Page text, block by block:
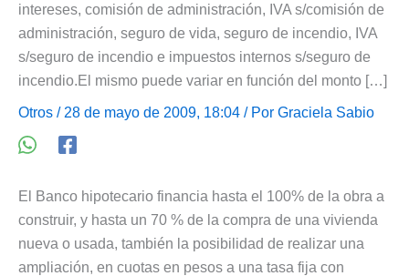
intereses, comisión de administración, IVA s/comisión de
administración, seguro de vida, seguro de incendio, IVA
s/seguro de incendio e impuestos internos s/seguro de
incendio.El mismo puede variar en función del monto […]
Otros / 28 de mayo de 2009, 18:04 / Por Graciela Sabio
El Banco hipotecario financia hasta el 100% de la obra a
construir, y hasta un 70 % de la compra de una vivienda
nueva o usada, también la posibilidad de realizar una
ampliación, en cuotas en pesos a una tasa fija con